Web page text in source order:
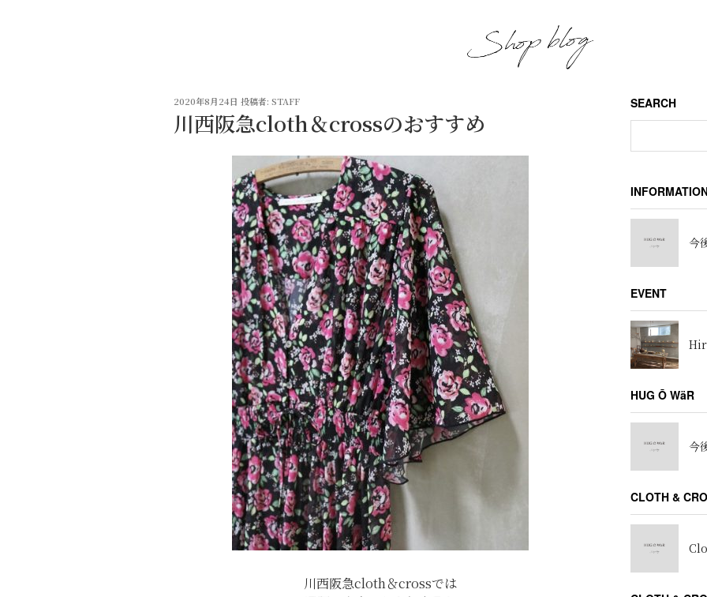
投
稿
日:
2020年8月24日 投稿者: STAFF
川西阪急cloth＆crossのおすすめ
川西阪急cloth＆crossでは
SEARCH
今
EVENT
HUG Ō WäR
今
CLOTH &